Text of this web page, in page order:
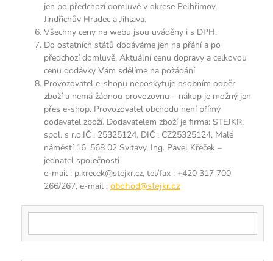
jen po předchozí domluvě v okrese Pelhřimov,
Jindřichův Hradec a Jihlava.
Všechny ceny na webu jsou uváděny i s DPH.
Do ostatních států dodáváme jen na přání a po
předchozí domluvě. Aktuální cenu dopravy a celkovou
cenu dodávky Vám sdělíme na požádání
Provozovatel e-shopu neposkytuje osobním odběr
zboží a nemá žádnou provozovnu – nákup je možný jen
přes e-shop. Provozovatel obchodu není přímý
dodavatel zboží. Dodavatelem zboží je firma: STEJKR,
spol. s r.o.IČ : 25325124, DIČ : CZ25325124, Malé
náměstí 16, 568 02 Svitavy, Ing. Pavel Křeček –
jednatel společnosti
e-mail : p.krecek@stejkr.cz, tel/fax : +420 317 700
266/267, e-mail : obchod@stejkr.cz